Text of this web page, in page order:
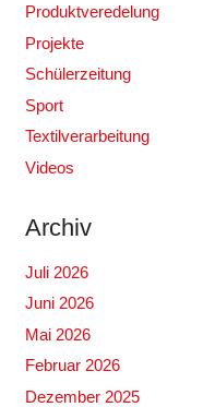
Produktveredelung
Projekte
Schülerzeitung
Sport
Textilverarbeitung
Videos
Archiv
Juli 2026
Juni 2026
Mai 2026
Februar 2026
Dezember 2025